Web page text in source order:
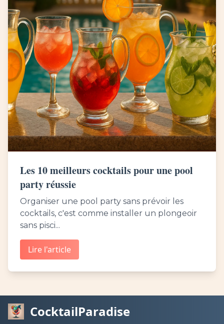
Les 10 meilleurs cocktails pour une pool
party réussie
Organiser une pool party sans prévoir les
cocktails, c'est comme installer un plongeoir
sans pisci...
Lire l'article
CocktailParadise